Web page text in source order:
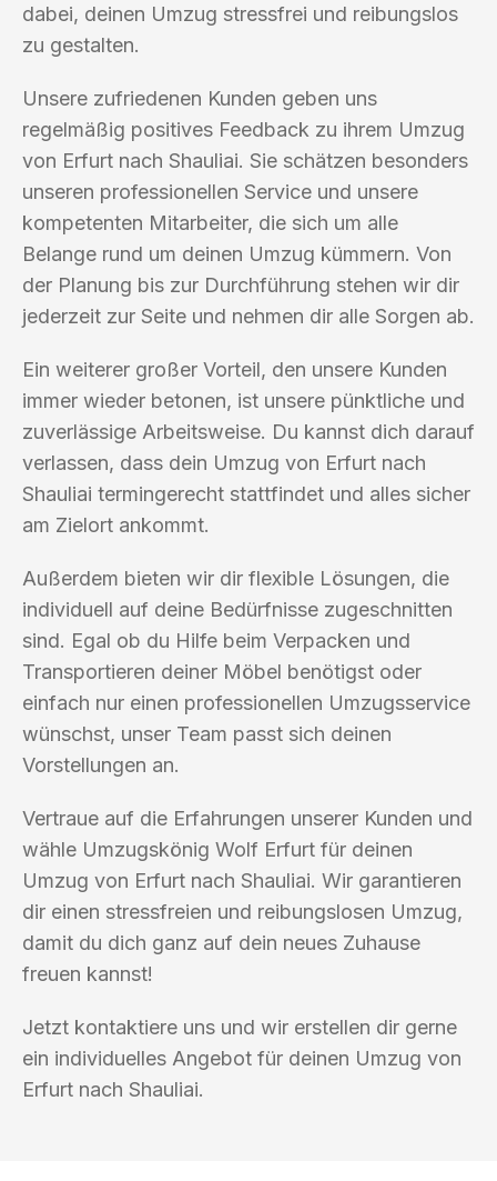
dabei, deinen Umzug stressfrei und reibungslos
zu gestalten.
Unsere zufriedenen Kunden geben uns
regelmäßig positives Feedback zu ihrem Umzug
von Erfurt nach Shauliai. Sie schätzen besonders
unseren professionellen Service und unsere
kompetenten Mitarbeiter, die sich um alle
Belange rund um deinen Umzug kümmern. Von
der Planung bis zur Durchführung stehen wir dir
jederzeit zur Seite und nehmen dir alle Sorgen ab.
Ein weiterer großer Vorteil, den unsere Kunden
immer wieder betonen, ist unsere pünktliche und
zuverlässige Arbeitsweise. Du kannst dich darauf
verlassen, dass dein Umzug von Erfurt nach
Shauliai termingerecht stattfindet und alles sicher
am Zielort ankommt.
Außerdem bieten wir dir flexible Lösungen, die
individuell auf deine Bedürfnisse zugeschnitten
sind. Egal ob du Hilfe beim Verpacken und
Transportieren deiner Möbel benötigst oder
einfach nur einen professionellen Umzugsservice
wünschst, unser Team passt sich deinen
Vorstellungen an.
Vertraue auf die Erfahrungen unserer Kunden und
wähle Umzugskönig Wolf Erfurt für deinen
Umzug von Erfurt nach Shauliai. Wir garantieren
dir einen stressfreien und reibungslosen Umzug,
damit du dich ganz auf dein neues Zuhause
freuen kannst!
Jetzt kontaktiere uns und wir erstellen dir gerne
ein individuelles Angebot für deinen Umzug von
Erfurt nach Shauliai.